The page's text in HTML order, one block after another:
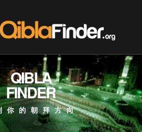
QIBLA
FINDER
你的朝拜方向